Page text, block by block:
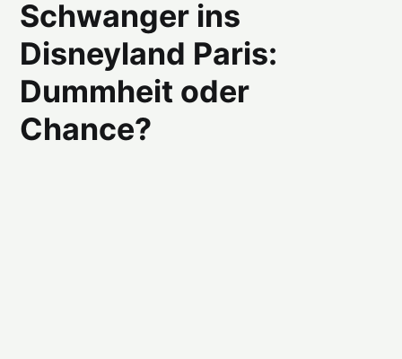
Schwanger ins
Disneyland Paris:
Dummheit oder
Chance?